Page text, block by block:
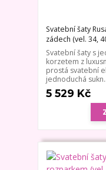
Svatební šaty
zádech (vel. 34,
Svatební šaty s
korzetem z
prostá svatební
jednoduchá
5 529 Kč